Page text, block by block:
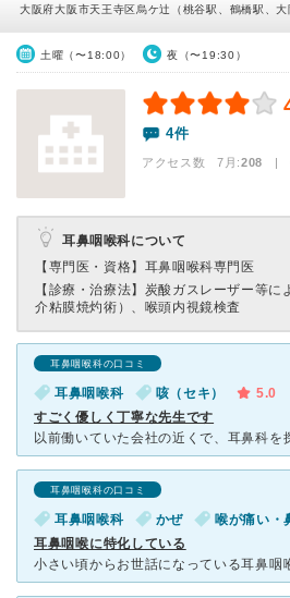
大阪府大阪市天王寺区烏ケ辻（桃谷駅、鶴橋駅、大
土曜（〜18:00） 夜（〜19:30）
4件
アクセス数 7月:208 |
耳鼻咽喉科について
【専門医・資格】 耳鼻咽喉科専門医
【診療・治療法】 炭酸ガスレーザー等に
介粘膜焼灼術）、喉頭内視鏡検査
耳鼻咽喉科の口コミ
耳鼻咽喉科 咳（セキ）
5.0
すごく優しく丁寧な先生です
耳鼻咽喉科の口コミ
耳鼻咽喉科 かぜ 喉が痛い・
耳鼻咽喉に特化している